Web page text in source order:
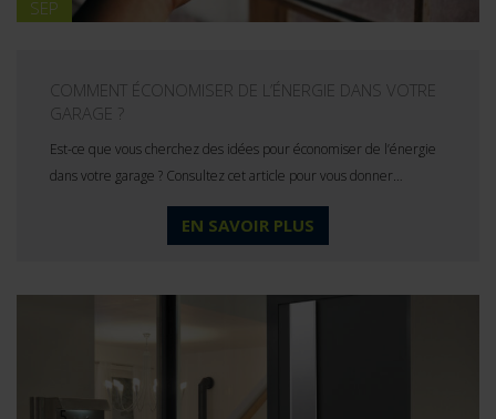
SEP
COMMENT ÉCONOMISER DE L’ÉNERGIE DANS VOTRE
GARAGE ?
Est-ce que vous cherchez des idées pour économiser de l’énergie
dans votre garage ? Consultez cet article pour vous donner…
EN SAVOIR PLUS